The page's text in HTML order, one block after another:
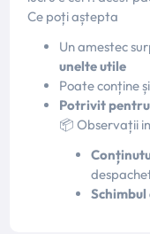
Ce poți aștepta
Un amestec
unelte utile
Poate conține
Potrivit pentru
📦 Observații